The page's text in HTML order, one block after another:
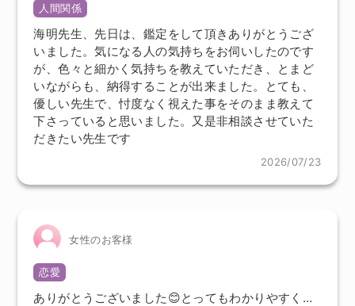
人間関係
海明先生、先日は、鑑定をして頂きありがとうござ
いました。気になる人の気持ちをお伺いしたのです
が、色々と細かく気持ちを教えていただき、とまど
いながらも、納得することが出来ました。とても、
優しい先生で、忖度なく視えた事をそのまま教えて
下さっていると思いました。又是非相談させていた
だきたい先生です
2026/07/23
女性のお客様
恋愛
ありがとうございました😊とってもわかりやすく…